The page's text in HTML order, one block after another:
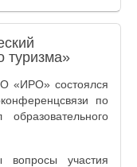
туризма»
«ИРО» состоялся
по
участия